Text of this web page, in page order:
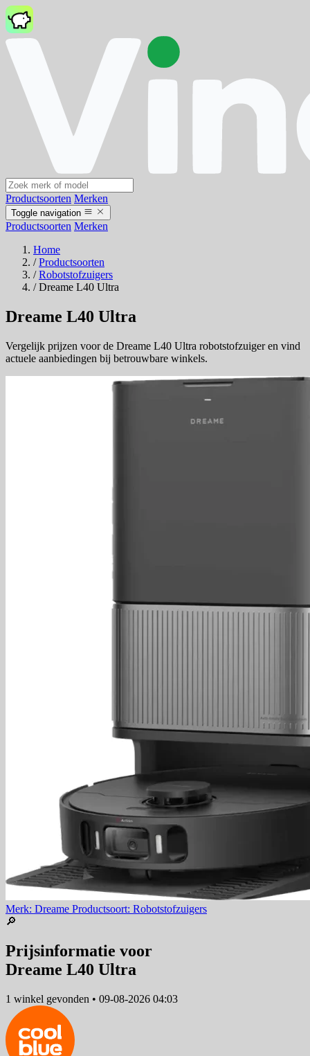
Productsoorten Merken
Toggle navigation
Productsoorten Merken
Home
/ Productsoorten
/ Robotstofzuigers
/ Dreame L40 Ultra
Dreame L40 Ultra
Vergelijk prijzen voor de Dreame L40 Ultra robotstofzuiger en vind
actuele aanbiedingen bij betrouwbare winkels.
Merk: Dreame Productsoort: Robotstofzuigers
🔎
Prijsinformatie voor
Dreame L40 Ultra
1 winkel gevonden • 09-08-2026 04:03